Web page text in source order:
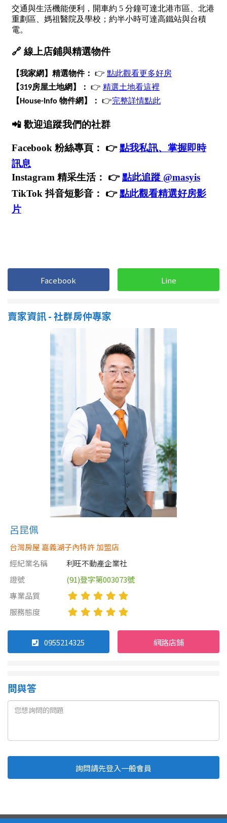
台南市
澎湖縣
屏東縣
台東縣
花蓮縣
金門連江
60~70 坪 70~80 坪
~
樓層
不拘
1樓 2樓
3樓
5~10樓 11~20樓
5房以上
5 年以下
5-10 年 10-20 年
20-30 年 30-40 年
40 年以上
Facebook Line
賣家資訊 - 社群房仲專家
呂昆佩
台灣房屋 嘉義湖子內特許 加盟店
經紀業名稱
利旺不動產企業社
證號
(91)登字第003073號
專業品質
服務態度
0955214325 網路店鋪
問與答
詢問請先登入一般會員